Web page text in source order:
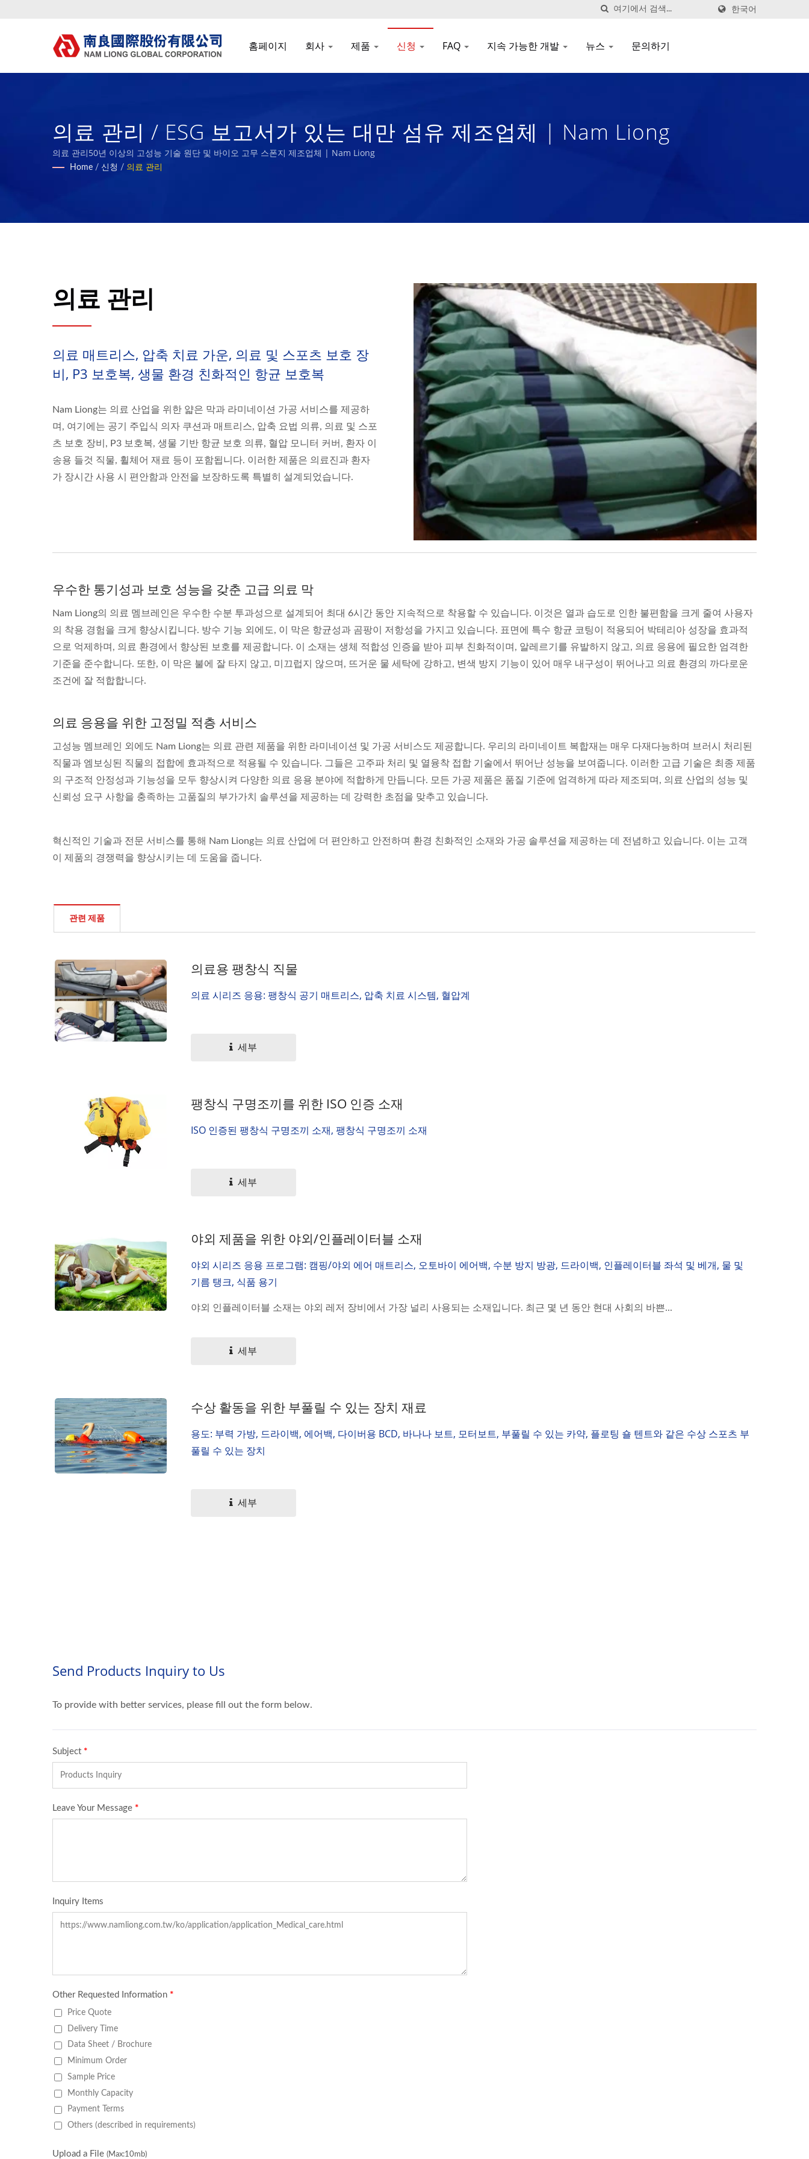
한국어
홈페이지 회사 제품 신청 FAQ 지속 가능한 개발 뉴스 문의하기
의료 관리 / ESG 보고서가 있는 대만 섬유 제조업체 | Nam Liong
의료 관리50년 이상의 고성능 기술 원단 및 바이오 고무 스폰지 제조업체 | Nam Liong
Home / 신청 / 의료 관리
의료 관리
의료 매트리스, 압축 치료 가운, 의료 및 스포츠 보호 장
비, P3 보호복, 생물 환경 친화적인 항균 보호복
Nam Liong는 의료 산업을 위한 얇은 막과 라미네이션 가공 서비스를 제공하
며, 여기에는 공기 주입식 의자 쿠션과 매트리스, 압축 요법 의류, 의료 및 스포
츠 보호 장비, P3 보호복, 생물 기반 항균 보호 의류, 혈압 모니터 커버, 환자 이
송용 들것 직물, 휠체어 재료 등이 포함됩니다. 이러한 제품은 의료진과 환자
가 장시간 사용 시 편안함과 안전을 보장하도록 특별히 설계되었습니다.
우수한 통기성과 보호 성능을 갖춘 고급 의료 막
Nam Liong의 의료 멤브레인은 우수한 수분 투과성으로 설계되어 최대 6시간 동안 지속적으로 착용할 수 있습니다. 이것은 열과 습도로 인한 불편함을 크게 줄여 사용자
의 착용 경험을 크게 향상시킵니다. 방수 기능 외에도, 이 막은 항균성과 곰팡이 저항성을 가지고 있습니다. 표면에 특수 항균 코팅이 적용되어 박테리아 성장을 효과적
으로 억제하며, 의료 환경에서 향상된 보호를 제공합니다. 이 소재는 생체 적합성 인증을 받아 피부 친화적이며, 알레르기를 유발하지 않고, 의료 응용에 필요한 엄격한
기준을 준수합니다. 또한, 이 막은 불에 잘 타지 않고, 미끄럽지 않으며, 뜨거운 물 세탁에 강하고, 변색 방지 기능이 있어 매우 내구성이 뛰어나고 의료 환경의 까다로운
조건에 잘 적합합니다.
의료 응용을 위한 고정밀 적층 서비스
고성능 멤브레인 외에도 Nam Liong는 의료 관련 제품을 위한 라미네이션 및 가공 서비스도 제공합니다. 우리의 라미네이트 복합재는 매우 다재다능하며 브러시 처리된
직물과 엠보싱된 직물의 접합에 효과적으로 적용될 수 있습니다. 그들은 고주파 처리 및 열융착 접합 기술에서 뛰어난 성능을 보여줍니다. 이러한 고급 기술은 최종 제품
의 구조적 안정성과 기능성을 모두 향상시켜 다양한 의료 응용 분야에 적합하게 만듭니다. 모든 가공 제품은 품질 기준에 엄격하게 따라 제조되며, 의료 산업의 성능 및
신뢰성 요구 사항을 충족하는 고품질의 부가가치 솔루션을 제공하는 데 강력한 초점을 맞추고 있습니다.
혁신적인 기술과 전문 서비스를 통해 Nam Liong는 의료 산업에 더 편안하고 안전하며 환경 친화적인 소재와 가공 솔루션을 제공하는 데 전념하고 있습니다. 이는 고객
이 제품의 경쟁력을 향상시키는 데 도움을 줍니다.
관련 제품
의료용 팽창식 직물
의료 시리즈 응용: 팽창식 공기 매트리스, 압축 치료 시스템, 혈압계
세부
팽창식 구명조끼를 위한 ISO 인증 소재
ISO 인증된 팽창식 구명조끼 소재, 팽창식 구명조끼 소재
세부
야외 제품을 위한 야외/인플레이터블 소재
야외 시리즈 응용 프로그램: 캠핑/야외 에어 매트리스, 오토바이 에어백, 수분 방지 방광, 드라이백, 인플레이터블 좌석 및 베개, 물 및
기름 탱크, 식품 용기
야외 인플레이터블 소재는 야외 레저 장비에서 가장 널리 사용되는 소재입니다. 최근 몇 년 동안 현대 사회의 바쁜...
세부
수상 활동을 위한 부풀릴 수 있는 장치 재료
용도: 부력 가방, 드라이백, 에어백, 다이버용 BCD, 바나나 보트, 모터보트, 부풀릴 수 있는 카약, 플로팅 숄 텐트와 같은 수상 스포츠 부
풀릴 수 있는 장치
세부